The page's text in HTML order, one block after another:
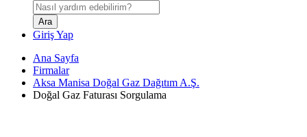
Giriş Yap
Ana Sayfa
Firmalar
Aksa Manisa Doğal Gaz Dağıtım A.Ş.
Doğal Gaz Faturası Sorgulama